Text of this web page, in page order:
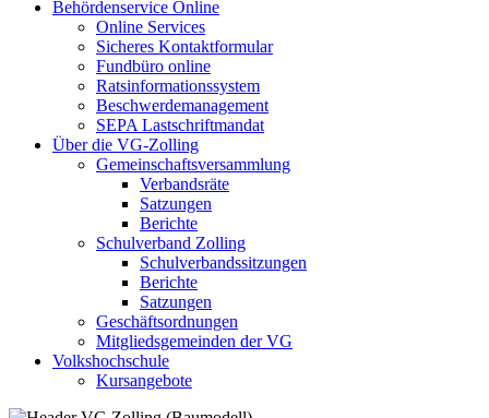
Behördenservice Online
Online Services
Sicheres Kontaktformular
Fundbüro online
Ratsinformationssystem
Beschwerdemanagement
SEPA Lastschriftmandat
Über die VG-Zolling
Gemeinschaftsversammlung
Verbandsräte
Satzungen
Berichte
Schulverband Zolling
Schulverbandssitzungen
Berichte
Satzungen
Geschäftsordnungen
Mitgliedsgemeinden der VG
Volkshochschule
Kursangebote